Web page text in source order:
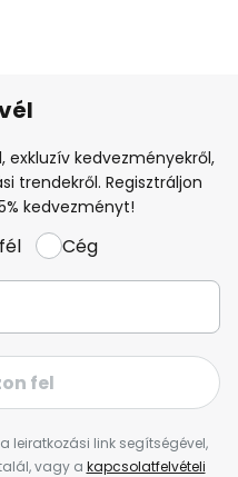
exkluzív kedvezményekről,
trendekről. Regisztráljon
kedvezményt!
Cég
fel
leiratkozási link segítségével,
vagy a kapcsolatfelvételi